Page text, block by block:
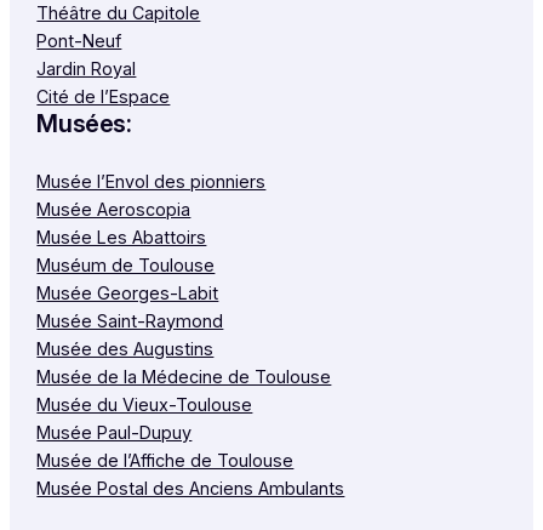
Théâtre du Capitole
Pont-Neuf
Jardin Royal
Cité de l’Espace
Musées:
Musée l’Envol des pionniers
Musée Aeroscopia
Musée Les Abattoirs
Muséum de Toulouse
Musée Georges-Labit
Musée Saint-Raymond
Musée des Augustins
Musée de la Médecine de Toulouse
Musée du Vieux-Toulouse
Musée Paul-Dupuy
Musée de l’Affiche de Toulouse
Musée Postal des Anciens Ambulants